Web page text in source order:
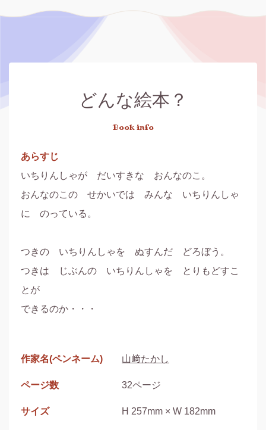
どんな絵本？
Book info
あらすじ
いちりんしゃが　だいすきな　おんなのこ。
おんなのこの　せかいでは　みんな　いちりんしゃ
に　のっている。
つきの　いちりんしゃを　ぬすんだ　どろぼう。
つきは　じぶんの　いちりんしゃを　とりもどすこ
とが
できるのか・・・
作家名(ペンネーム) 山﨑たかし
ページ数 32ページ
サイズ H 257mm × W 182mm